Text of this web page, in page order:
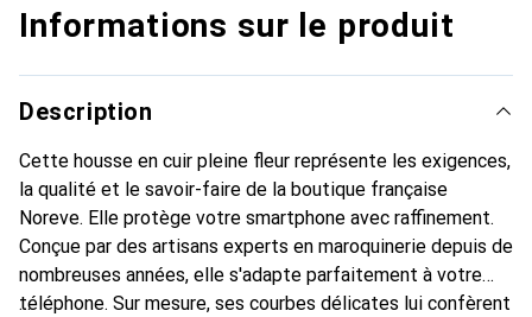
Informations sur le produit
Description
Cette housse en cuir pleine fleur représente les exigences,
la qualité et le savoir-faire de la boutique française
Noreve. Elle protège votre smartphone avec raffinement.
Conçue par des artisans experts en maroquinerie depuis de
nombreuses années, elle s'adapte parfaitement à votre
téléphone. Sur mesure, ses courbes délicates lui confèrent